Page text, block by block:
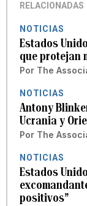
RELACIONADAS
NOTICIAS
Estados
que protejan
Por The
NOTICIAS
Antony
Ucrania y
Por The
NOTICIAS
Estados
positivos”